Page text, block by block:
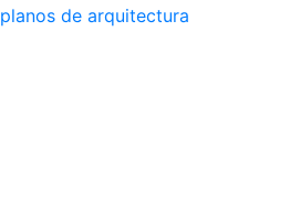
planos de arquitectura